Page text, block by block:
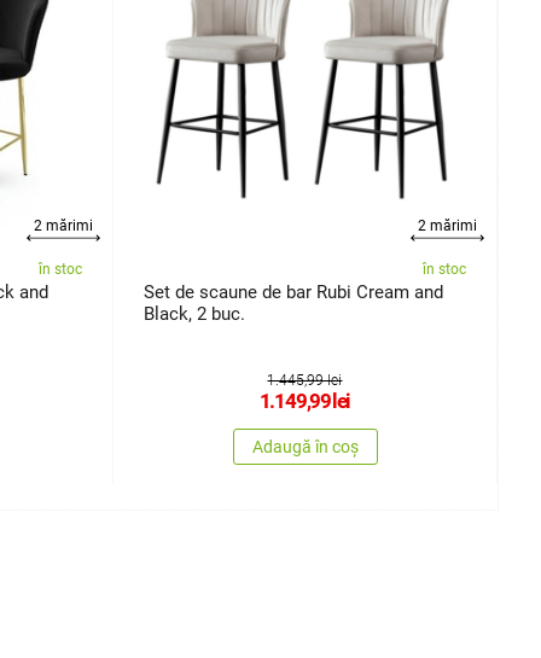
2 mărimi
în stoc
and
2 mărimi
în stoc
Set de scaune de bar Rubi Cream and
Black, 2 buc.
1.445,99 lei
1.149,99lei
Adaugă în coș